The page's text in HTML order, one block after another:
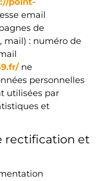
email
de
mail) : numéro de
ne
personnelles
utilisées par
et
rectification et